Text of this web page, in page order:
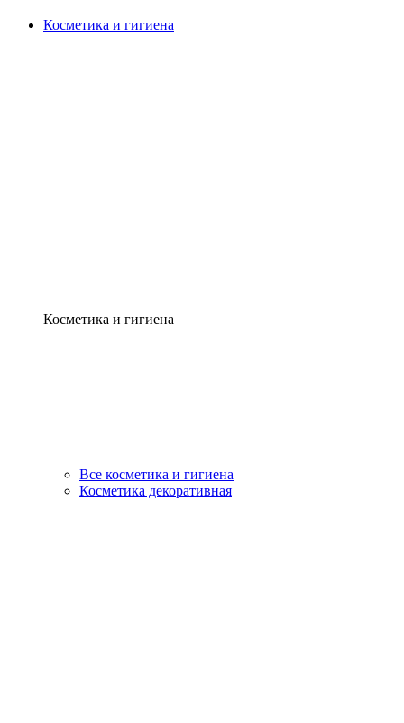
Косметика и гигиена
Косметика и гигиена
Все косметика и гигиена
Косметика декоративная